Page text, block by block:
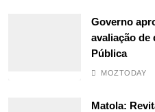
Governo
avaliação de
Pública
MOZTODAY
Matola: